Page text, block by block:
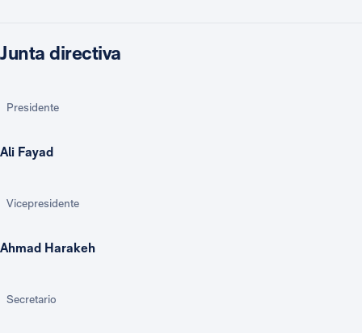
Junta directiva
Presidente
Ali Fayad
Vicepresidente
Ahmad Harakeh
Secretario